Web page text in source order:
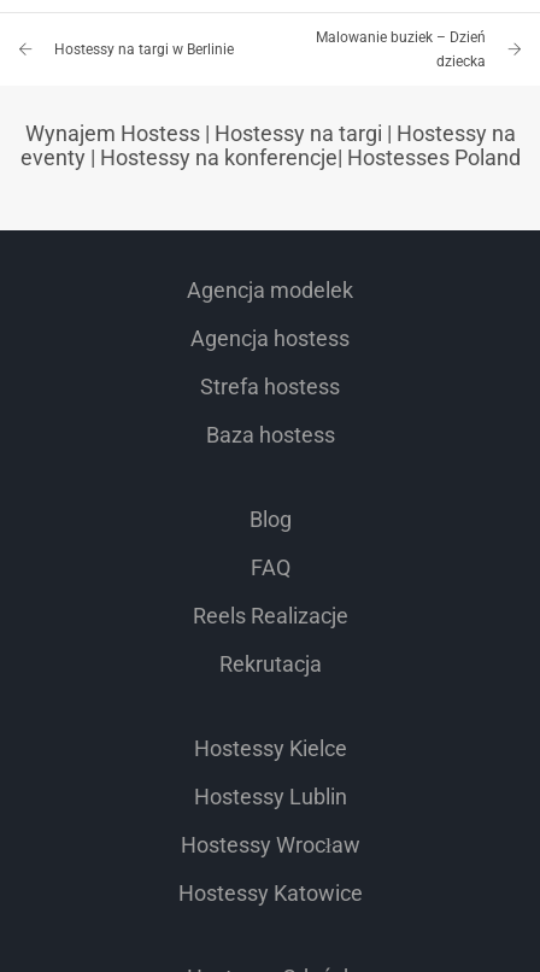
Hostessy na targi w Berlinie
Malowanie buziek – Dzień
dziecka
Wynajem Hostess| Hostessy na targi | Hostessy na
eventy | Hostessy na konferencje| Hostesses Poland
Agencja modelek
Agencja hostess
Strefa hostess
Baza hostess
Blog
FAQ
Reels Realizacje
Rekrutacja
Hostessy Kielce
Hostessy Lublin
Hostessy Wrocław
Hostessy Katowice